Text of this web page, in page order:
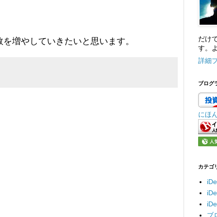
増やしていきたいと思います。
だけ
す。
詳細
ブログ
にほ
カテゴ
ブ